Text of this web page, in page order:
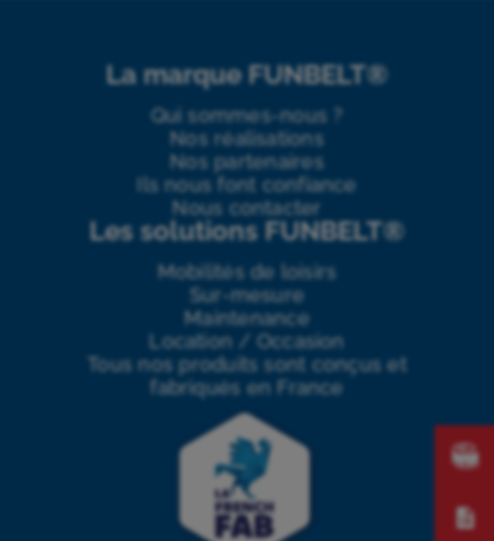
La marque FUNBELT®
Qui sommes-nous ?
Nos réalisations
Nos partenaires
Ils nous font confiance
Nous contacter
Les solutions FUNBELT®
Mobilités de loisirs
Sur-mesure
Maintenance
Location / Occasion
Tous nos produits sont conçus et
fabriqués en France